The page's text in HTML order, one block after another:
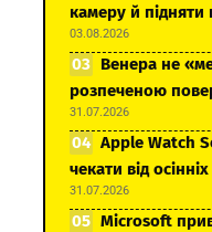
камеру й підняти
03.08.2026
Венера не
розпеченою
31.07.2026
Apple Watch
чекати від
31.07.2026
Microsoft